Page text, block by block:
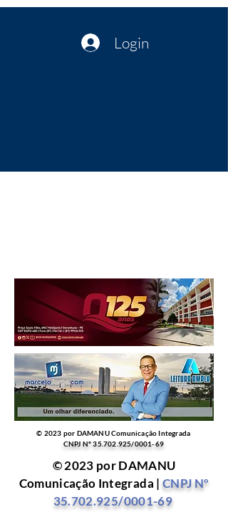
Login
© 2023 por DAMANU Comunicação Integrada
CNPJ Nº35.702.925/0001-69
© 2023 por DAMANU
Comunicação Integrada | CNPJ Nº
35.702.925/0001-69